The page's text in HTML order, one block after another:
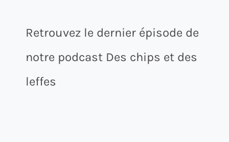
Retrouvez le dernier épisode de
notre podcast Des chips et des
leffes